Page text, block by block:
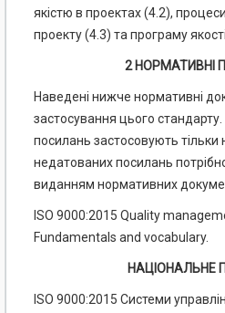
якістю в проектах (4.2),
проекту (4.3) та програму
2 НОРМАТИВНІ
Наведені нижче нормативні
застосування цього
посилань застосовують тільки
недатованих посилань
виданням нормативних
ISO 9000:2015 Quality
Fundamentals and vocabulary.
НАЦІОНАЛЬНЕ
ISO 9000:2015 Системи